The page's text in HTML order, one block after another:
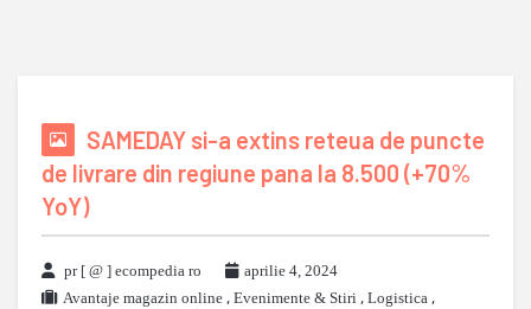
SAMEDAY si-a extins reteua de puncte
de livrare din regiune pana la 8.500 (+70%
YoY)
pr [ @ ] ecompedia ro
aprilie 4, 2024
Avantaje magazin online , Evenimente & Stiri , Logistica ,